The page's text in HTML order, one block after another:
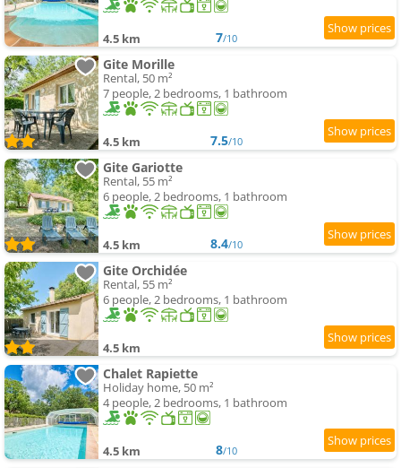
4.5 km 7/10
Gite Morille
Rental, 50 m²
7 people, 2 bedrooms, 1 bathroom
4.5 km 7.5/10
Gite Gariotte
Rental, 55 m²
6 people, 2 bedrooms, 1 bathroom
4.5 km 8.4/10
Gite Orchidée
Rental, 55 m²
6 people, 2 bedrooms, 1 bathroom
4.5 km
Chalet Rapiette
Holiday home, 50 m²
4 people, 2 bedrooms, 1 bathroom
4.5 km 8/10